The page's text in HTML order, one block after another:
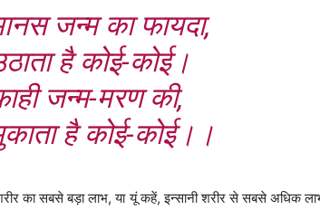
जन्म का फायदा,
है कोई-कोई।
जन्म-मरण की,
है कोई-कोई।।
का सबसे बड़ा लाभ, या यूं कहें, इन्सानी शरीर से सबसे अधिक